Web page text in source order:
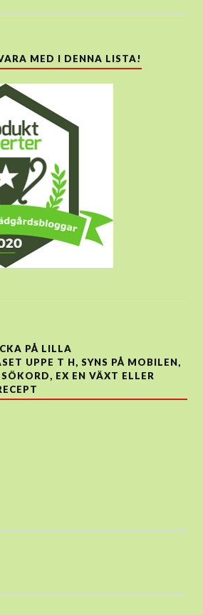
MED I DENNA LISTA!
PÅ LILLA
UPPE T H, SYNS PÅ MOBILEN,
EX EN VÄXT ELLER